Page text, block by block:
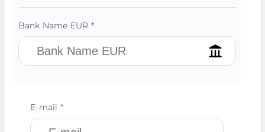
Bank Name EUR *
E-mail *